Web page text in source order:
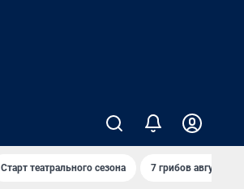
Старт театрального сезона 7 грибов августа